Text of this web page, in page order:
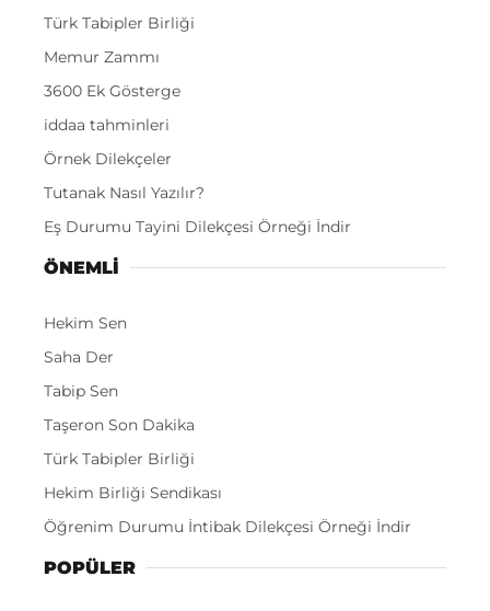
Türk Tabipler Birliği
Memur Zammı
3600 Ek Gösterge
iddaa tahminleri
Örnek Dilekçeler
Tutanak Nasıl Yazılır?
Eş Durumu Tayini Dilekçesi Örneği İndir
ÖNEMLI
Hekim Sen
Saha Der
Tabip Sen
Taşeron Son Dakika
Türk Tabipler Birliği
Hekim Birliği Sendikası
Öğrenim Durumu İntibak Dilekçesi Örneği İndir
POPÜLER